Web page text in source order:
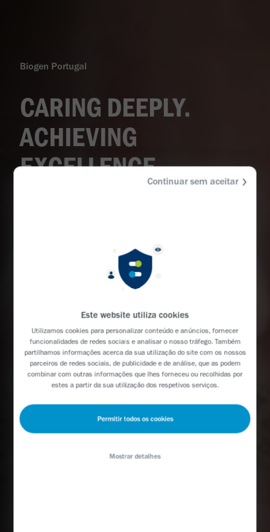
Este website utiliza cookies
Utilizamoscookies para personalizar conteúdo e anúncios, fornecer
funcionalidades de redes sociais e analisar o nosso tráfego. Também
partilhamos informações acerca da sua utilização do site com os nossos
parceiros de redes sociais, de publicidade e de análise, que as podem
combinar com outras informações que lhes forneceu ou recolhidas por
estes a partir da sua utilização dos respetivos serviços.
Permitir todos os cookies
Mostrar detalhes
Continuar sem aceitar
Biogen Portugal
CARING DEEPLY.
ACHIEVING
EXCELLENCE.
CHANGING LIVES.